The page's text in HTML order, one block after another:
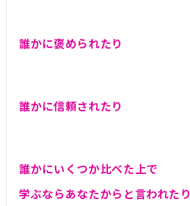
誰かに褒められたり
誰かに信頼されたり
誰かにいくつか比べた上で
学ぶならあなたからと言われたり